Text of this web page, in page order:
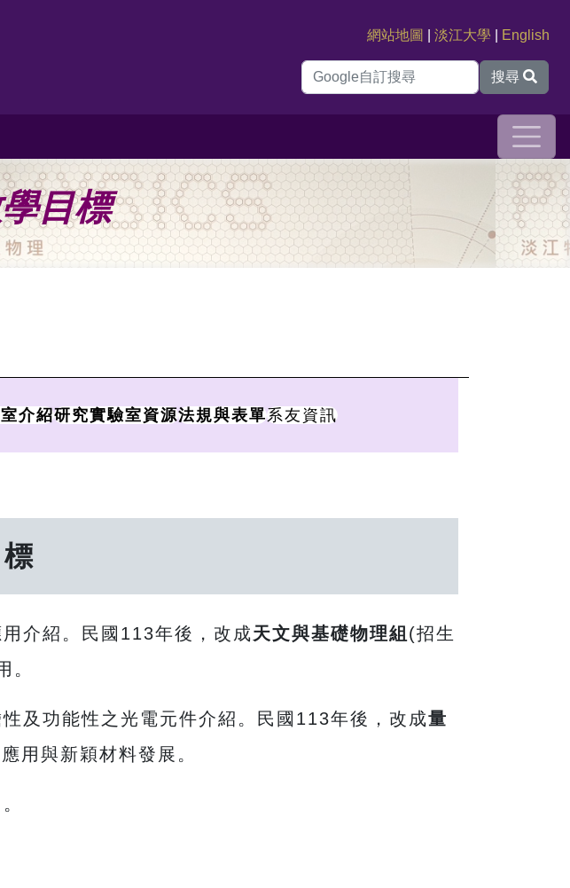
網站地圖 |淡江大學 English
搜尋
目標
介紹研究實驗室資源法規與表單系友資訊
介紹。民國113年後，改成天文與基礎物理組 (招生
。
及功能性之光電元件介紹。民國113年後，改成量
用與新穎材料發展。